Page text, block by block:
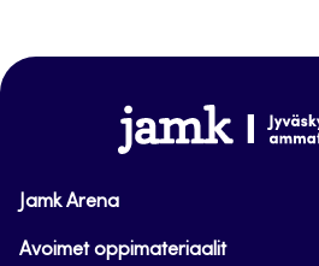
www.jamk.fi
Jamk Arena
Avoimet oppimateriaalit